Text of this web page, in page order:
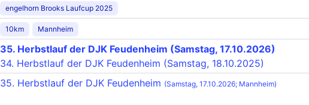
engelhorn Brooks Laufcup 2025
10km Mannheim
35. Herbstlauf der DJK Feudenheim (Samstag, 17.10.2026)
34. Herbstlauf der DJK Feudenheim (Samstag, 18.10.2025)
35. Herbstlauf der DJK Feudenheim (Samstag, 17.10.2026; Mannheim)